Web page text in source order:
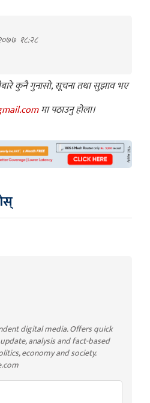
१८:२८
कुनै गुनासो, सूचना तथा सुझाव भए
मा पठाउनु होला।
digital media. Offers quick
analysis and fact-based
economy and society.